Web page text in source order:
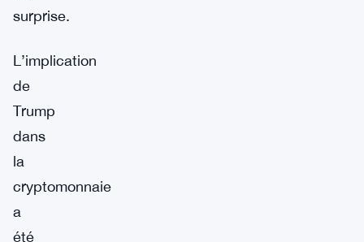
surprise.
L’implication
de
Trump
dans
la
cryptomonnaie
a
été